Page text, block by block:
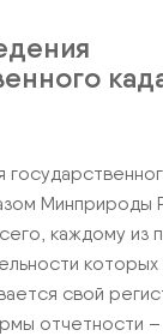
Минприроды
каждому из
свой
отчетности